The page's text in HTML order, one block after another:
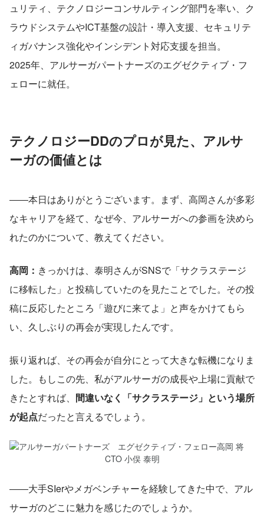
ュリティ、テクノロジーコンサルティング部門を率い、ク
ラウドシステムやICT基盤の設計・導入支援、セキュリテ
ィガバナンス強化やインシデント対応支援を担当。
2025年、アルサーガパートナーズのエグゼクティブ・フ
ェローに就任。
テクノロジーDDのプロが見た、アルサ
ーガの価値とは
――本日はありがとうございます。まず、高岡さんが多彩
なキャリアを経て、なぜ今、アルサーガへの参画を決めら
れたのかについて、教えてください。
高岡： きっかけは、泰明さんがSNSで「サクラステージ
に移転した」と投稿していたのを見たことでした。その投
稿に反応したところ「遊びに来てよ」と声をかけてもら
い、久しぶりの再会が実現したんです。
振り返れば、その再会が自分にとって大きな転機になりま
した。もしこの先、私がアルサーガの成長や上場に貢献で
きたとすれば、 間違いなく「サクラステージ」という場所
が起点だったと言えるでしょう。
――大手SIerやメガベンチャーを経験してきた中で、アル
サーガのどこに魅力を感じたのでしょうか。